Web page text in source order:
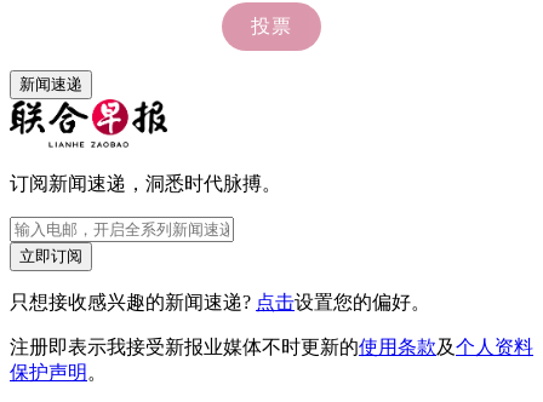
新闻速递
订阅新闻速递，洞悉时代脉搏。
立即订阅
只想接收感兴趣的新闻速递? 点击设置您的偏好。
注册即表示我接受新报业媒体不时更新的使用条款及个人资料
保护声明 。